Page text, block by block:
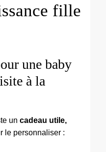
fille
une baby
à la
un cadeau utile,
le personnaliser :